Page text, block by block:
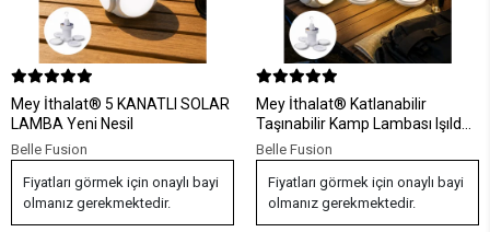
Mey İthalat® 5 KANATLI SOLAR
LAMBA Yeni Nesil
Belle Fusion
Fiyatları görmek için onaylı bayi
olmanız gerekmektedir.
Mey İthalat® Katlanabilir
Taşınabilir Kamp Lambası Işıldak
Beyaz Işık Güneş Enerjili Solar
Aydınlatma Yeni Nesil
Belle Fusion
Fiyatları görmek için onaylı bayi
olmanız gerekmektedir.